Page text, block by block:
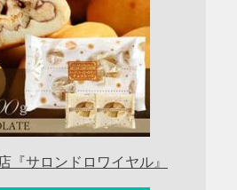
『サロンドロワイヤル』